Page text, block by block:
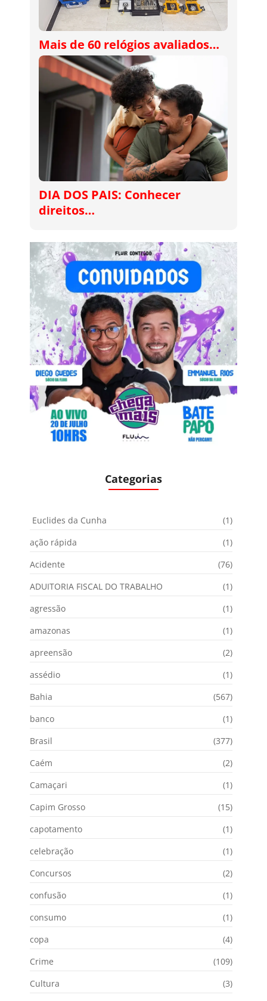
Mais de 60 relógios avaliados…
DIA DOS PAIS: Conhecer
direitos…
Categorias
Euclides da Cunha
(1)
ação rápida
(1)
Acidente
(76)
ADUITORIA FISCAL DO TRABALHO
(1)
agressão
(1)
amazonas
(1)
apreensão
(2)
assédio
(1)
Bahia
(567)
banco
(1)
Brasil
(377)
Caém
(2)
Camaçari
(1)
Capim Grosso
(15)
capotamento
(1)
celebração
(1)
Concursos
(2)
confusão
(1)
consumo
(1)
copa
(4)
Crime
(109)
Cultura
(3)